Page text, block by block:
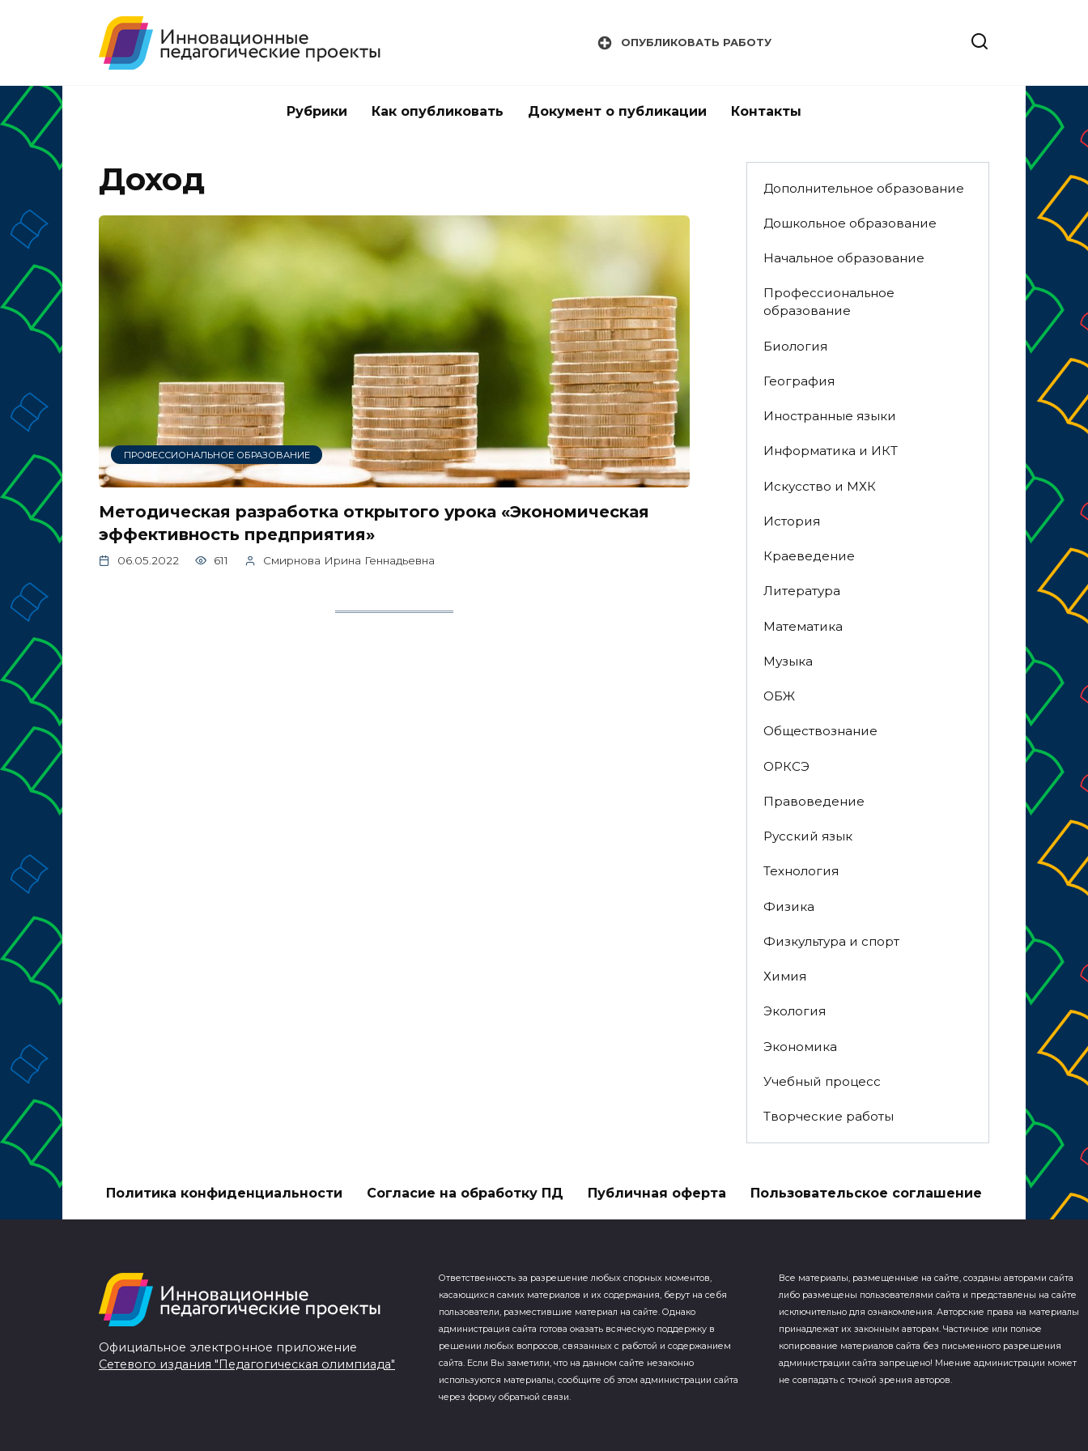
ОПУБЛИКОВАТЬ РАБОТУ
Рубрики Как опубликовать Документ о публикации Контакты
Доход
ПРОФЕССИОНАЛЬНОЕ ОБРАЗОВАНИЕ
Методическая разработка открытого урока «Экономическая
эффективность предприятия»
06.05.2022 611 Смирнова Ирина Геннадьевна
Дополнительное образование
Дошкольное образование
Начальное образование
Профессиональное
образование
Биология
География
Иностранные языки
Информатика и ИКТ
Искусство и МХК
История
Краеведение
Литература
Математика
Музыка
ОБЖ
Обществознание
ОРКСЭ
Правоведение
Русский язык
Технология
Физика
Физкультура и спорт
Химия
Экология
Экономика
Учебный процесс
Творческие работы
Политика конфиденциальности Согласие на обработку ПД Публичная оферта Пользовательское соглашение
Официальное электронное приложение
Сетевого издания "Педагогическая олимпиада"
Ответственность за разрешение любых спорных моментов,
касающихся самих материалов и их содержания, берут на себя
пользователи, разместившие материал на сайте. Однако
администрация сайта готова оказать всяческую поддержку в
решении любых вопросов, связанных с работой и содержанием
сайта. Если Вы заметили, что на данном сайте незаконно
используются материалы, сообщите об этом администрации сайта
через форму обратной связи.
Все материалы, размещенные на сайте, созданы авторами сайта
либо размещены пользователями сайта и представлены на сайте
исключительно для ознакомления. Авторские права на материалы
принадлежат их законным авторам. Частичное или полное
копирование материалов сайта без письменного разрешения
администрации сайта запрещено! Мнение администрации может
не совпадать с точкой зрения авторов.